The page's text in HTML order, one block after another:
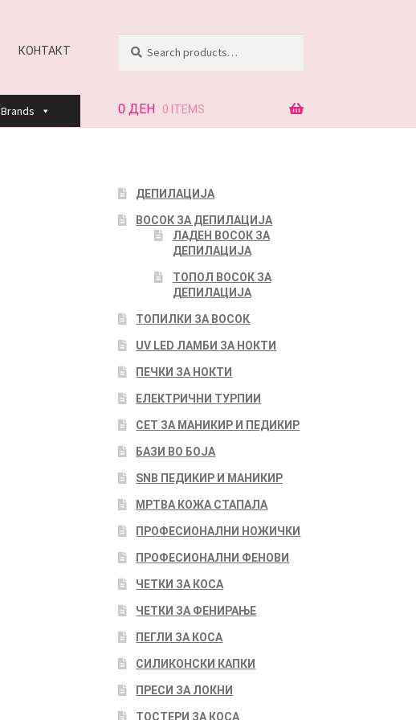
КОНТАКТ
for:
Brands 0 ДЕН 0 ITEMS
ДЕПИЛАЦИЈА
ВОСОК ЗА ДЕПИЛАЦИЈА
ЛАДЕН ВОСОК ЗА
ДЕПИЛАЦИЈА
ТОПОЛ ВОСОК ЗА
ДЕПИЛАЦИЈА
ТОПИЛКИ ЗА ВОСОК
UV LED ЛАМБИ ЗА НОКТИ
ПЕЧКИ ЗА НОКТИ
ЕЛЕКТРИЧНИ ТУРПИИ
СЕТ ЗА МАНИКИР И ПЕДИКИР
БАЗИ ВО БОЈА
SNB ПЕДИКИР И МАНИКИР
МРТВА КОЖА СТАПАЛА
ПРОФЕСИОНАЛНИ НОЖИЧКИ
ПРОФЕСИОНАЛНИ ФЕНОВИ
ЧЕТКИ ЗА КОСА
ЧЕТКИ ЗА ФЕНИРАЊЕ
ПЕГЛИ ЗА КОСА
СИЛИКОНСКИ КАПКИ
ПРЕСИ ЗА ЛОКНИ
ТОСТЕРИ ЗА КОСА